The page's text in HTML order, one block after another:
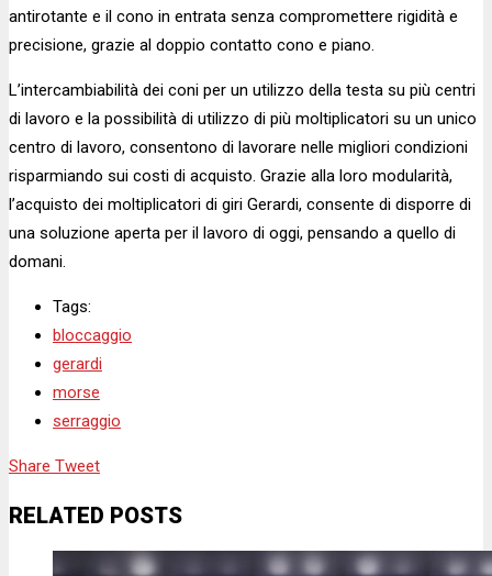
antirotante e il cono in entrata senza compromettere rigidità e
precisione, grazie al doppio contatto cono e piano.
L’intercambiabilità dei coni per un utilizzo della testa su più centri
di lavoro e la possibilità di utilizzo di più moltiplicatori su un unico
centro di lavoro, consentono di lavorare nelle migliori condizioni
risparmiando sui costi di acquisto. Grazie alla loro modularità,
l’acquisto dei moltiplicatori di giri Gerardi, consente di disporre di
una soluzione aperta per il lavoro di oggi, pensando a quello di
domani.
Tags:
bloccaggio
gerardi
morse
serraggio
Share Tweet
RELATED POSTS